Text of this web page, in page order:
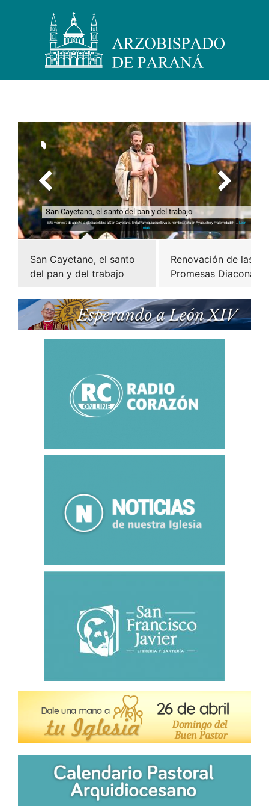
San Cayetano, el santo del pan y del trabajo
Este viernes 7 de agosto la iglesia celebra a San Cayetano. En la Parroquia que lleva su nombre, (sita en Ayacucho y Fraternidad) h ... Leer
más
San Cayetano, el santo
del pan y del trabajo
Renovación de las
Promesas Diaconales